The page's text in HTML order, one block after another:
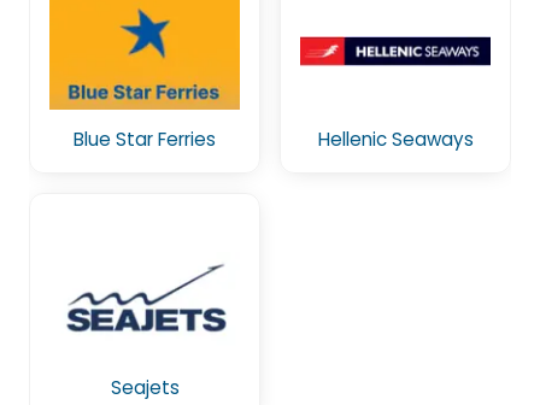
Blue Star Ferries Hellenic Seaways
Seajets